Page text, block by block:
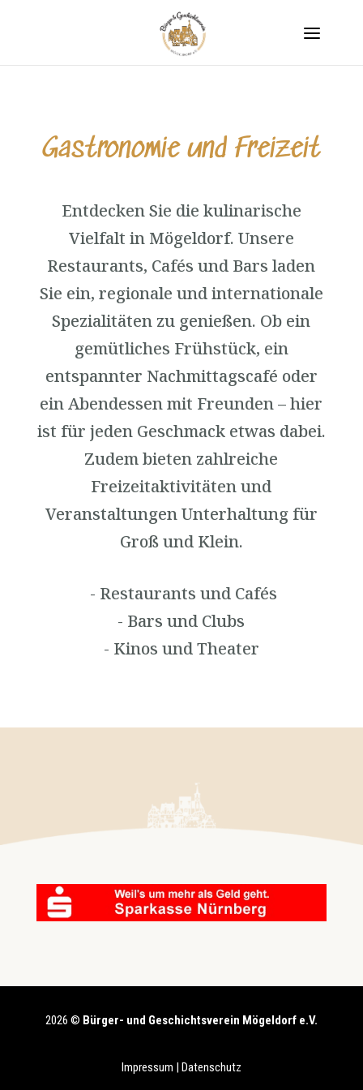
Gastronomie und Freizeit
Entdecken Sie die kulinarische
Vielfalt in Mögeldorf. Unsere
Restaurants, Cafés und Bars laden
Sie ein, regionale und internationale
Spezialitäten zu genießen. Ob ein
gemütliches Frühstück, ein
entspannter Nachmittagscafé oder
ein Abendessen mit Freunden – hier
ist für jeden Geschmack etwas dabei.
Zudem bieten zahlreiche
Freizeitaktivitäten und
Veranstaltungen Unterhaltung für
Groß und Klein.
- Restaurants und Cafés
- Bars und Clubs
- Kinos und Theater
2026 © Bürger- und Geschichtsverein Mögeldorf e.V.
Impressum Datenschutz